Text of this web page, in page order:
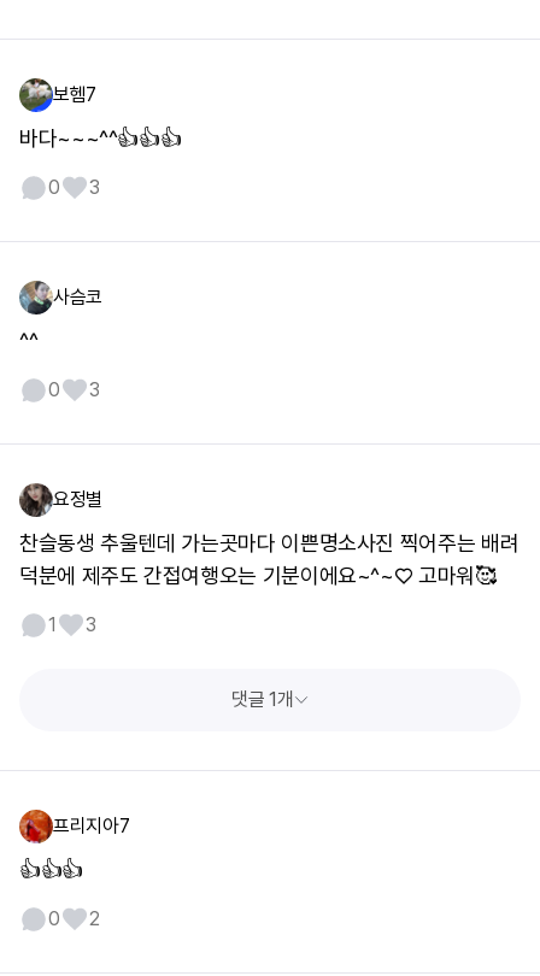
보헴7
바다~~~^^👍👍👍
0 3
사슴코
^^
0 3
요정별
찬슬동생 추울텐데 가는곳마다 이쁜명소사진 찍어주는 배려
덕분에 제주도 간접여행오는 기분이에요~^~♡ 고마워🥰
1 3
댓글 1개
프리지아7
👍👍👍
0 2